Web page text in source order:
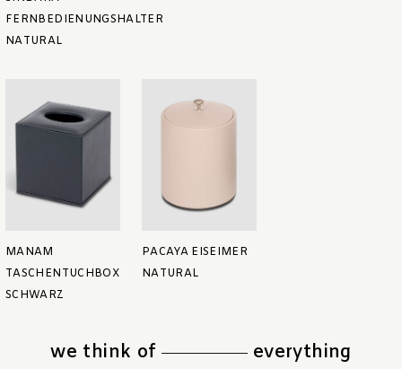
FERNBEDIENUNGSHALTER
NATURAL
MANAM
TASCHENTUCHBOX
SCHWARZ
PACAYA EISEIMER
NATURAL
we think of everything